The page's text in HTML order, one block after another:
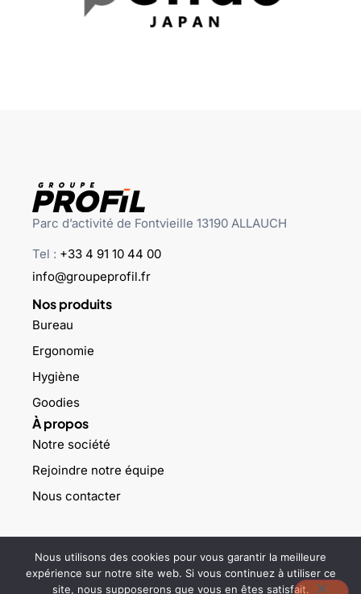
Parc d’activité de Fontvieille 13190 ALLAUCH
Tel : +33 4 91 10 44 00
info@groupeprofil.fr
Nos produits
Bureau
Ergonomie
Hygiène
Goodies
À propos
Notre société
Rejoindre notre équipe
Nous contacter
Nous utilisons des cookies pour vous garantir la meilleure
expérience sur notre site web. Si vous continuez à utiliser ce
site, nous supposerons que vous en êtes satisfait.